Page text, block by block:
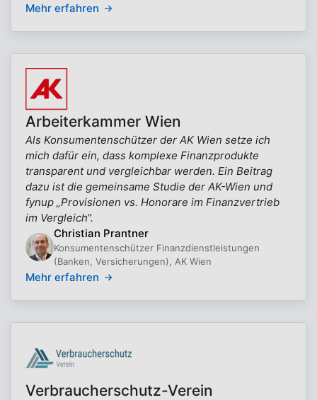
Mehr erfahren
Arbeiterkammer Wien
Als Konsumentenschützer der AK Wien setze ich
mich dafür ein, dass komplexe Finanzprodukte
transparent und vergleichbar werden. Ein Beitrag
dazu ist die gemeinsame Studie der AK-Wien und
fynup „Provisionen vs. Honorare im Finanzvertrieb
im Vergleich“.
Christian Prantner
Konsumentenschützer Finanzdienstleistungen
(Banken, Versicherungen), AK Wien
Mehr erfahren
Verbraucherschutz-Verein